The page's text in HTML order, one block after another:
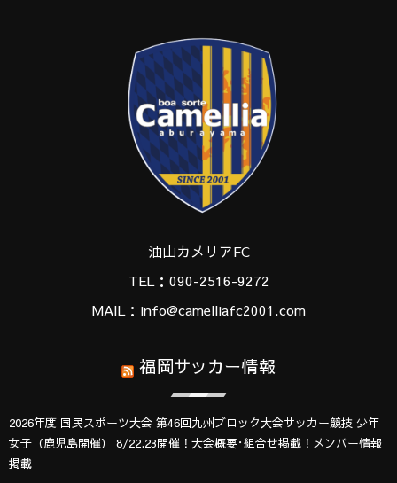
油山カメリアFC
TEL：090-2516-9272
MAIL：info@camelliafc2001.com
福岡サッカー情報
2026年度 国民スポーツ大会 第46回九州ブロック大会サッカー競技 少年
女子（鹿児島開催） 8/22.23開催！大会概要･組合せ掲載！メンバー情報
掲載